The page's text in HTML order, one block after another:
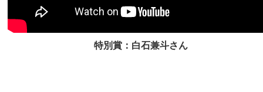
特別賞：白石兼斗さん